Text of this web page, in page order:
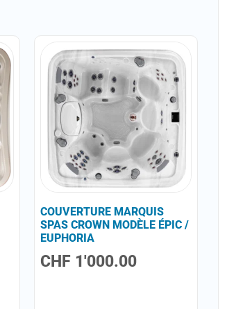
COUVERTURE MARQUIS
SPAS CROWN MODÈLE ÉPIC /
EUPHORIA
CHF 1'000.00